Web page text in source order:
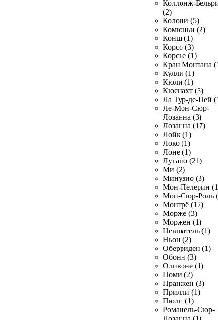
Коллонж-
(2)
Колони (5)
Комюньи (2)
Конш (1)
Корсо (3)
Корсье (1)
Кран Монтана
Кулли (1)
Кюли (1)
Кюснахт (3)
Ла Тур-де-Пей
Ле-Мон-Сюр-
Лозанна (3)
Лозанна (17)
Лойк (1)
Локо (1)
Лоне (1)
Лугано (21)
Ми (2)
Минузио (3)
Мон-Пелерин
Мон-Сюр-Роль
Монтрё (17)
Морже (3)
Моржен (1)
Невшатель (1)
Ньон (2)
Оберриден (1)
Обонн (3)
Оливоне (1)
Поми (2)
Пранжен (3)
Прилли (1)
Пюли (1)
Романель-Сюр-
Лозанна (1)